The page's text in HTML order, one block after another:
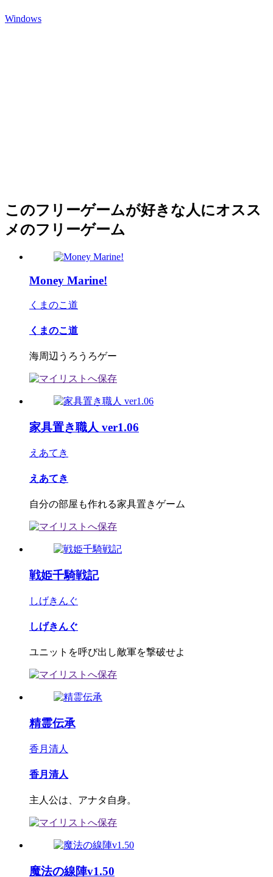
Windows
このフリーゲームが好きな人にオスス
メのフリーゲーム
Money Marine!
くまのこ道
くまのこ道
海周辺うろうろゲー
家具置き職人 ver1.06
えあてき
えあてき
自分の部屋も作れる家具置きゲーム
戦姫千騎戦記
しげきんぐ
しげきんぐ
ユニットを呼び出し敵軍を撃破せよ
精霊伝承
香月清人
香月清人
主人公は、アナタ自身。
魔法の線陣v1.50